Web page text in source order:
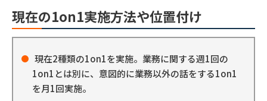
現在の1on1実施方法や位置付け
現在2種類の1on1を実施。業務に関する週1回の
1on1とは別に、意図的に業務以外の話をする1on1
を月1回実施。